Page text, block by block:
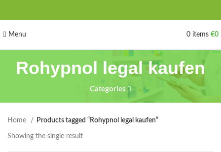
Menu 0 items €0
Rohypnol legal kaufen
Categories
Home Products tagged “Rohypnol legal kaufen”
Showing the single result